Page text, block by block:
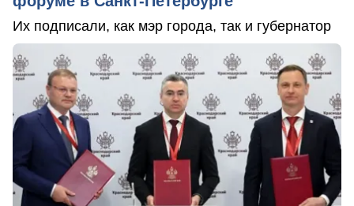
Их подписали, как мэр города, так и губернатор